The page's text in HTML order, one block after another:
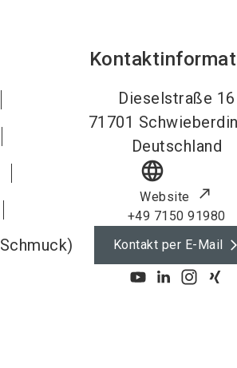
Dieselstraße 16
71701
Deutschland
language
Website
+49 7150 91980
Kontakt per E-Mail